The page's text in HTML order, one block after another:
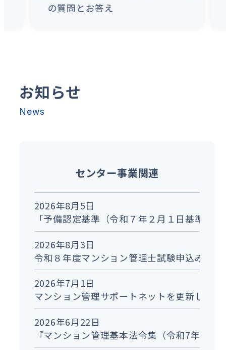
の質問とお答え
お知らせ
News
センター事業関連
2026年8月5日
「予備認定基準（令和７年２月１日基準）
2026年8月3日
令和８年度マンション管理士試験申込みを
2026年7月1日
マンション管理サポートネットを更新しまし
2026年6月22日
『マンション管理基本法令集（令和7年度